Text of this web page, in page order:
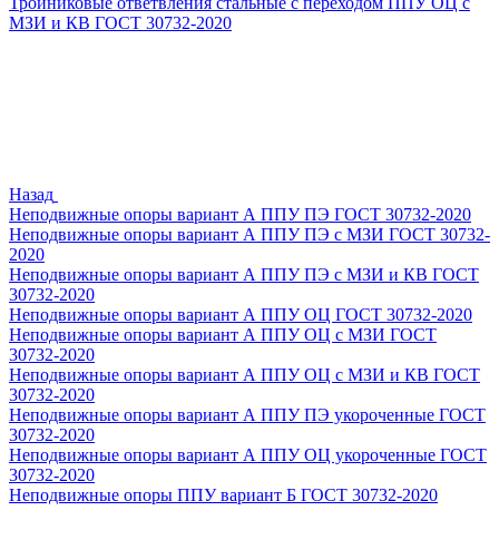
МЗИ и КВ ГОСТ 30732-2020
Назад
Неподвижные опоры вариант А ППУ ПЭ ГОСТ 30732-2020
Неподвижные опоры вариант А ППУ ПЭ с МЗИ ГОСТ 30732-
2020
Неподвижные опоры вариант А ППУ ПЭ с МЗИ и КВ ГОСТ
30732-2020
Неподвижные опоры вариант А ППУ ОЦ ГОСТ 30732-2020
Неподвижные опоры вариант А ППУ ОЦ с МЗИ ГОСТ
30732-2020
Неподвижные опоры вариант А ППУ ОЦ с МЗИ и КВ ГОСТ
30732-2020
Неподвижные опоры вариант А ППУ ПЭ укороченные ГОСТ
30732-2020
Неподвижные опоры вариант А ППУ ОЦ укороченные ГОСТ
30732-2020
Неподвижные опоры ППУ вариант Б ГОСТ 30732-2020